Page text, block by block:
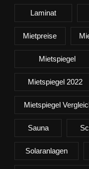
Laminat
Mietpreise
Mietspiegel
Mietspiegel 2022
Mietspiegel
Sauna
Solaranlagen